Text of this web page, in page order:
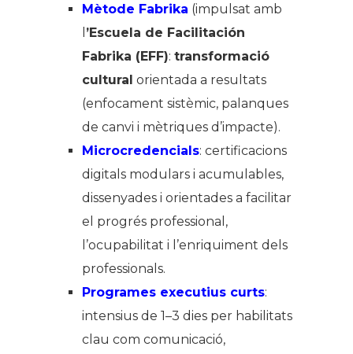
Mètode Fabrika (impulsat amb
’Escuela de Facilitación
Fabrika (EFF): transformació
cultural orientada a resultats
(enfocament sistèmic, palanques
de canvi i mètriques d’impacte).
Microcredencials: certificacions
digitals modulars i acumulables,
dissenyades i orientades a facilitar
el progrés professional,
l’ocupabilitat i l’enriquiment dels
professionals.
Programes executius curts:
intensius de 1–3 dies per habilitats
clau com comunicació,